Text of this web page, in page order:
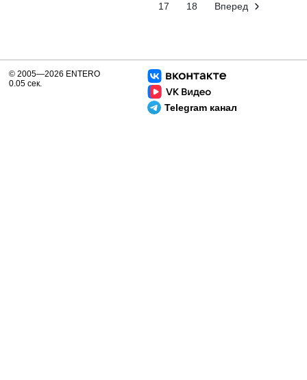
17
18 Вперед
Telegram канал
© 2005—2026 ENTERO
0.05 сек.